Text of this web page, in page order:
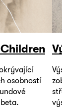
osobností